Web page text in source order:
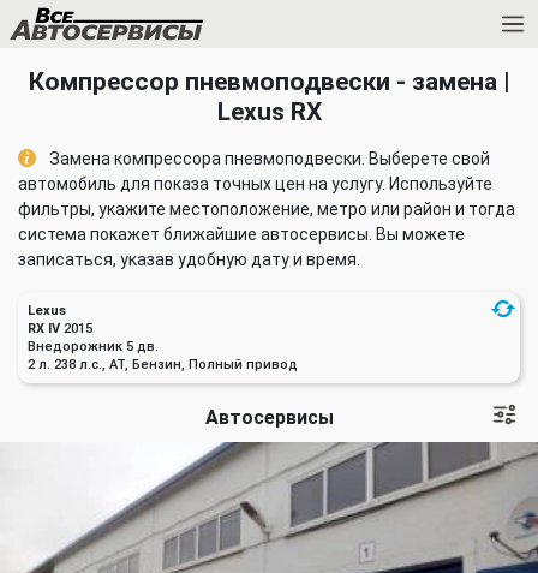
Компрессор пневмоподвески - замена |
Lexus RX
Замена компрессора пневмоподвески. Выберете свой
автомобиль для показа точных цен на услугу. Используйте
фильтры, укажите местоположение, метро или район и тогда
система покажет ближайшие автосервисы. Вы можете
записаться, указав удобную дату и время.
Lexus
RX IV 2015
Внедорожник 5 дв.
2 л. 238 л.с., AT, Бензин, Полный привод
Автосервисы